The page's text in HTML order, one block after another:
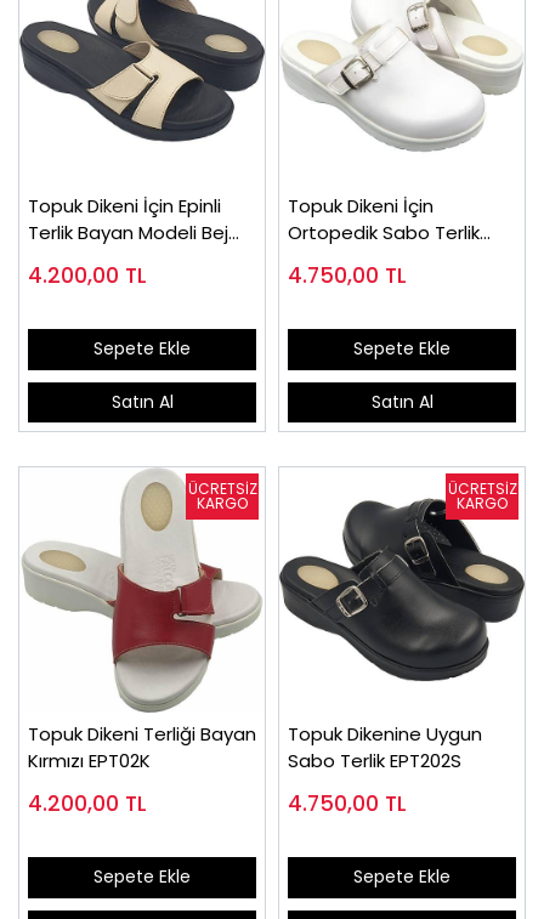
Topuk Dikeni İçin Epinli
Terlik Bayan Modeli Bej
4.200,00 TL
Sepete Ekle
Satın Al
Topuk Dikeni İçin
Ortopedik Sabo Terlik
4.750,00 TL
Sepete Ekle
Satın Al
Topuk Dikeni Terliği Bayan
Kırmızı EPT02K
4.200,00 TL
Sepete Ekle
Topuk Dikenine Uygun
Sabo Terlik EPT202S
4.750,00 TL
Sepete Ekle